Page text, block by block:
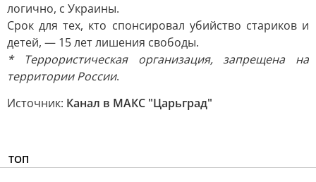
логично, с Украины.
Срок для тех, кто спонсировал убийство стариков и
детей, — 15 лет лишения свободы.
* Террористическая организация, запрещена на
территории России.
Источник: Канал в МАКС "Царьград"
ТОП